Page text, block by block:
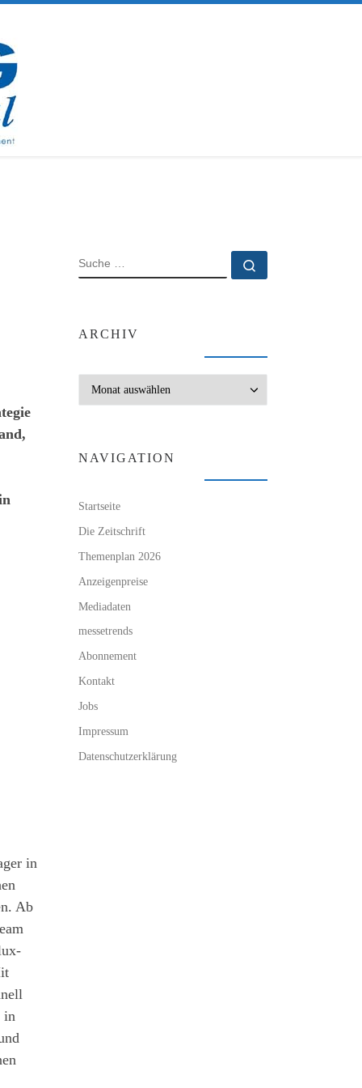
in
Ab
in
SUCHE
ARCHIV
NAVIGATION
Startseite
Die Zeitschrift
Themenplan 2026
Anzeigenpreise
Mediadaten
messetrends
Abonnement
Kontakt
Jobs
Impressum
Datenschutzerklärung